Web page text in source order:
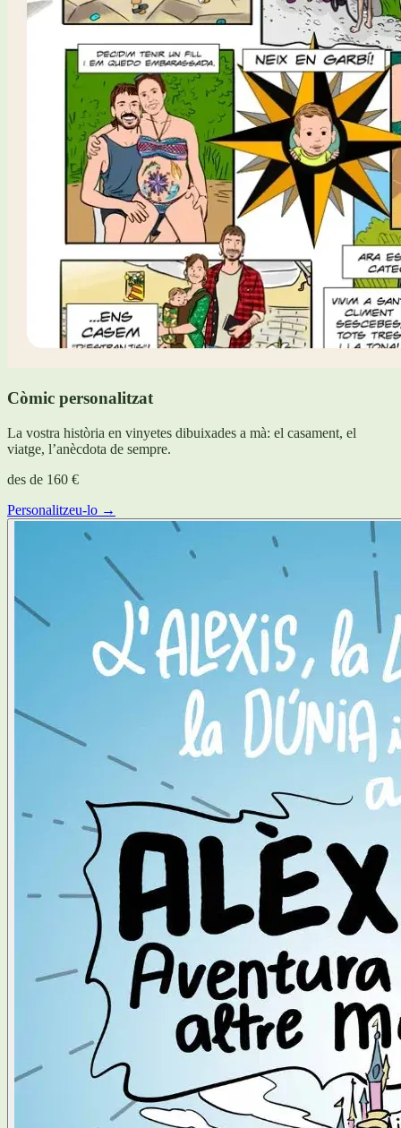
Còmic personalitzat
La vostra història en vinyetes dibuixades a mà: el casament, el
viatge, l’anècdota de sempre.
des de 160 €
Personalitzeu-lo →